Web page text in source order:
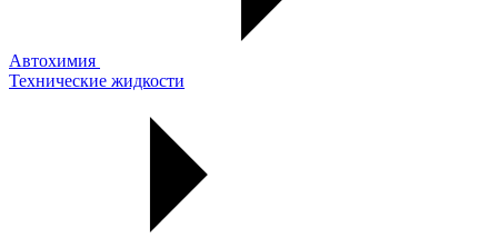
Автохимия
Технические жидкости